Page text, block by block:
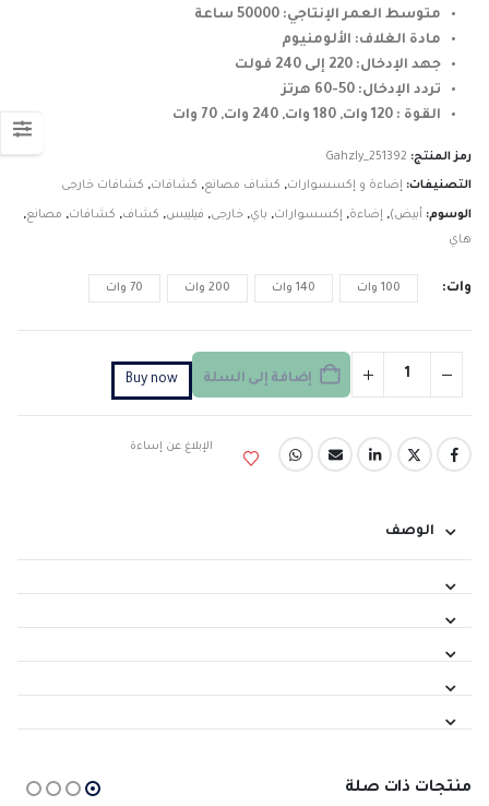
متوسط ​​العمر الإنتاجي: 50000 ساعة
مادة الغلاف: الألومنيوم
جهد الإدخال: 220 إلى 240 فولت
تردد الإدخال: 50-60 هرتز
القوة : 120 وات, 180 وات, 240 وات, 70 وات
رمز المنتج: Gahzly_251392
التصنيفات: إضاءة و إكسسوارات, كشاف مصانع, كشافات, كشافات خارجى
الوسوم: أبيض), إضاءة, إكسسوارات, باي, خارجى, فيليبس, كشاف, كشافات, مصانع,
هاي
وات 100 وات 140 وات 200 وات 70 وات
إضافة إلى السلة Buy now
الإبلاغ عن إساءة
الوصف
منتجات ذات صلة